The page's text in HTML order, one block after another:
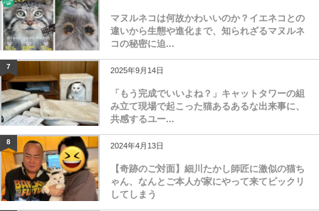
マヌルネコは何故かわいいのか？イエネコとの
違いから生態や進化まで、知られざるマヌルネ
コの秘密に迫...
7 2025年9月14日
「もう完成でいいよね？」キャットタワーの組
み立て現場で起こった猫あるあるな出来事に、
共感するユー...
8 2024年4月13日
【奇跡のご対面】細川たかし師匠に激似の猫ち
ゃん、なんとご本人が家にやって来てビックリ
してしまう